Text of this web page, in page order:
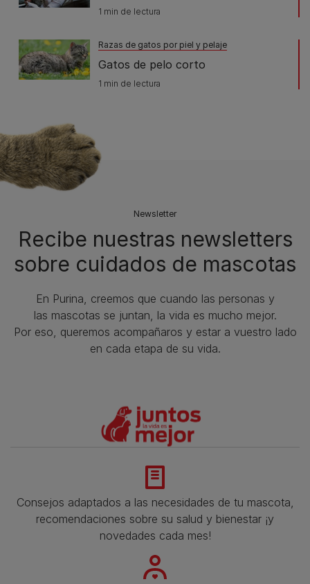
1 min de lectura
Razas de gatos por piel y pelaje
Gatos de pelo corto
1 min de lectura
Newsletter
Recibe nuestras newsletters
sobre cuidados de mascotas​
En Purina, creemos que cuando las personas y
las mascotas se juntan, la vida es mucho mejor.
Por eso, queremos acompañaros y estar a vuestro lado
en cada etapa de su vida.​
Consejos adaptados a las necesidades de tu mascota,
recomendaciones sobre su salud y bienestar ¡y
novedades cada mes!